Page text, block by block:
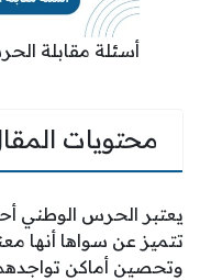
أسئلة مقابلة
محتويات
يعتبر الحرس الوطني
تتميز عن سواها أنها
وتحصين أماكن